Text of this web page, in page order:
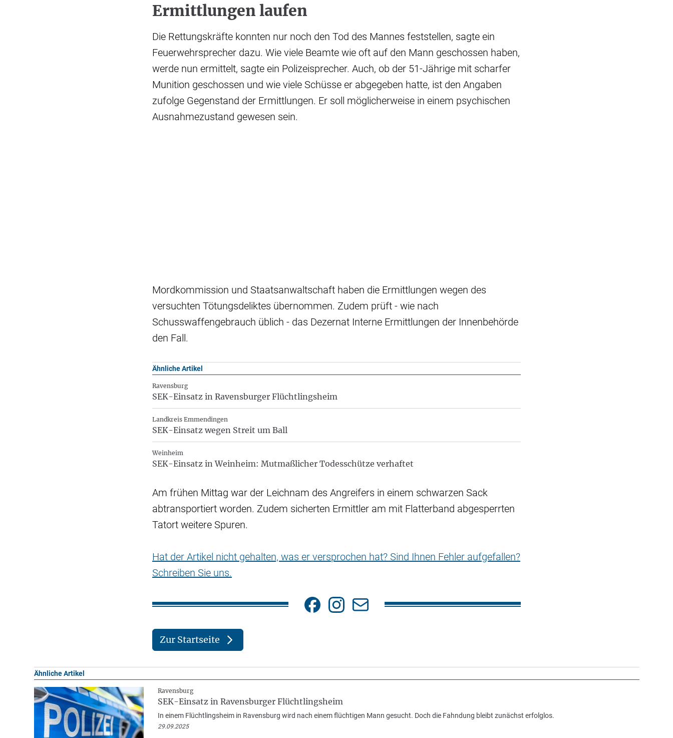
Ermittlungen laufen
Die Rettungskräfte konnten nur noch den Tod des Mannes feststellen, sagte ein
Feuerwehrsprecher dazu. Wie viele Beamte wie oft auf den Mann geschossen haben,
werde nun ermittelt, sagte ein Polizeisprecher. Auch, ob der 51-Jährige mit scharfer
Munition geschossen und wie viele Schüsse er abgegeben hatte, ist den Angaben
zufolge Gegenstand der Ermittlungen. Er soll möglicherweise in einem psychischen
Ausnahmezustand gewesen sein.
Mordkommission und Staatsanwaltschaft haben die Ermittlungen wegen des
versuchten Tötungsdeliktes übernommen. Zudem prüft - wie nach
Schusswaffengebrauch üblich - das Dezernat Interne Ermittlungen der Innenbehörde
den Fall.
Ähnliche Artikel
Ravensburg
SEK-Einsatz in Ravensburger Flüchtlingsheim
Landkreis Emmendingen
SEK-Einsatz wegen Streit um Ball
Weinheim
SEK-Einsatz in Weinheim: Mutmaßlicher Todesschütze verhaftet
Am frühen Mittag war der Leichnam des Angreifers in einem schwarzen Sack
abtransportiert worden. Zudem sicherten Ermittler am mit Flatterband abgesperrten
Tatort weitere Spuren.
Hat der Artikel nicht gehalten, was er versprochen hat? Sind Ihnen Fehler aufgefallen?
Schreiben Sie uns.
Zur Startseite
Ähnliche Artikel
Ravensburg
SEK-Einsatz in Ravensburger Flüchtlingsheim
In einem Flüchtlingsheim in Ravensburg wird nach einem flüchtigen Mann gesucht. Doch die Fahndung bleibt zunächst erfolglos.
29.09.2025